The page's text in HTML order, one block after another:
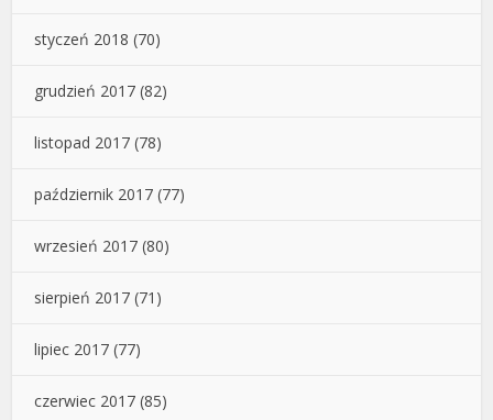
styczeń 2018 (70)
grudzień 2017 (82)
listopad 2017 (78)
październik 2017 (77)
wrzesień 2017 (80)
sierpień 2017 (71)
lipiec 2017 (77)
czerwiec 2017 (85)